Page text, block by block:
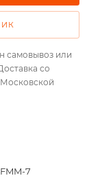
самовывоз или
со
7